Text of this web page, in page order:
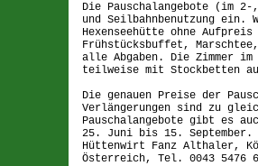
Die Pauschalangebote (im
und Seilbahnbenutzung ein.
Hexenseehütte ohne
Frühstücksbuffet,
alle Abgaben. Die Zimmer
teilweise mit Stockbetten
Die genauen Preise der
Verlängerungen sind zu
Pauschalangebote gibt es
25. Juni bis 15.
Hüttenwirt Fanz Althaler,
Österreich, Tel. 0043 5476